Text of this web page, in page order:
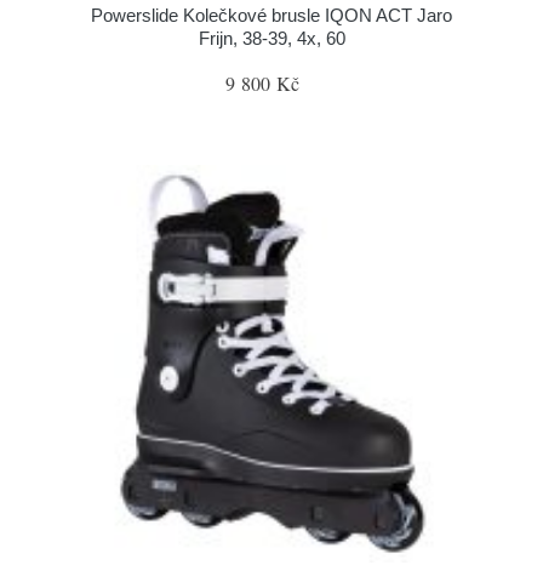
Powerslide Kolečkové brusle IQON ACT Jaro
Frijn, 38-39, 4x, 60
9 800 Kč